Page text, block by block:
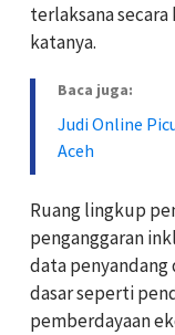
terlaksana
katanya.
Baca juga:
Judi Online
Aceh
Ruang lingkup
penganggaran
data penyandang
dasar seperti
pemberdayaan